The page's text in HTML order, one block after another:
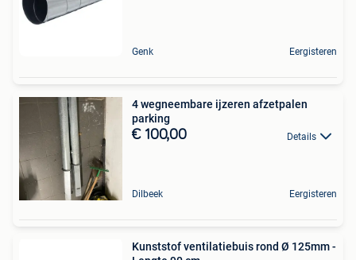
Genk Eergisteren
4 wegneembare ijzeren afzetpalen
parking
€ 100,00 Details
Dilbeek Eergisteren
Kunststof ventilatiebuis rond Ø 125mm -